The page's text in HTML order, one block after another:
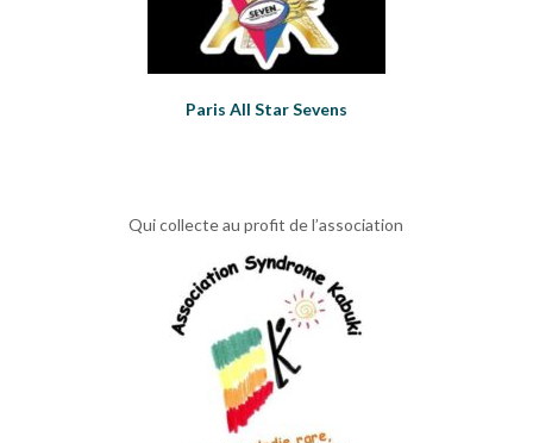
Paris All Star Sevens
Qui collecte au profit de l’association